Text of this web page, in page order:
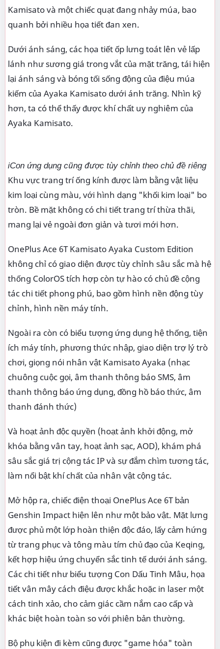
Kamisato và một chiếc quạt đang nhảy múa, bao
quanh bởi nhiều họa tiết đan xen.
Dưới ánh sáng, các họa tiết ốp lưng toát lên vẻ lấp
lánh như sương giá trong vắt của mặt trăng, tái hiện
lại ánh sáng và bóng tối sống động của điệu múa
kiếm của Ayaka Kamisato dưới ánh trăng. Nhìn kỹ
hơn, ta có thể thấy được khí chất uy nghiêm của
Ayaka Kamisato.
iCon ứng dụng cũng được tùy chỉnh theo chủ đề riêng
Khu vực trang trí ống kính được làm bằng vật liệu
kim loại cùng màu, với hình dạng "khối kim loại" bo
tròn. Bề mặt không có chi tiết trang trí thừa thãi,
mang lại vẻ ngoài đơn giản và tươi mới hơn.
OnePlus Ace 6T Kamisato Ayaka Custom Edition
không chỉ có giao diện được tùy chỉnh sâu sắc mà hệ
thống ColorOS tích hợp còn tự hào có chủ đề cộng
tác chi tiết phong phú, bao gồm hình nền động tùy
chỉnh, hình nền máy tính.
Ngoài ra còn có biểu tượng ứng dụng hệ thống, tiện
ích máy tính, phương thức nhập, giao diện trợ lý trò
chơi, giọng nói nhân vật Kamisato Ayaka (nhạc
chuông cuộc gọi, âm thanh thông báo SMS, âm
thanh thông báo ứng dụng, đồng hồ báo thức, âm
thanh đánh thức)
Và hoạt ảnh độc quyền (hoạt ảnh khởi động, mở
khóa bằng vân tay, hoạt ảnh sạc, AOD), khám phá
sâu sắc giá trị cộng tác IP và sự đắm chìm tương tác,
làm nổi bật khí chất của nhân vật cộng tác.
Mở hộp ra, chiếc điện thoại OnePlus Ace 6T bản
Genshin Impact hiện lên như một bảo vật. Mặt lưng
được phủ một lớp hoàn thiện độc đáo, lấy cảm hứng
từ trang phục và tông màu tím chủ đạo của Keqing,
kết hợp hiệu ứng chuyển sắc tinh tế dưới ánh sáng.
Các chi tiết như biểu tượng Con Dấu Tinh Mâu, họa
tiết vân mây cách điệu được khắc hoặc in laser một
cách tinh xảo, cho cảm giác cầm nắm cao cấp và
khác biệt hoàn toàn so với phiên bản thường.
Bộ phụ kiện đi kèm cũng được "game hóa" toàn